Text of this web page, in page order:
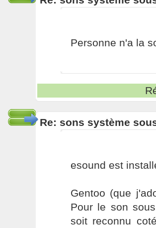
Personne n'a la
Re: sons système
esound est
Gentoo (que
Pour le son
soit reconnu